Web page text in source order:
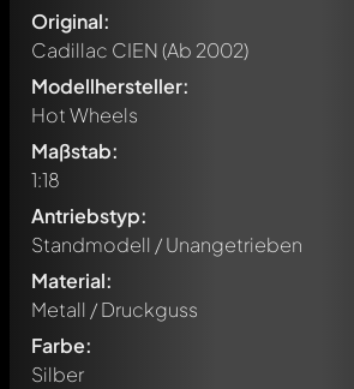
Original:
Cadillac CIEN(Ab 2002)
Modellhersteller:
Hot Wheels
Maßstab:
1:18
Antriebstyp:
Standmodell / Unangetrieben
Material:
Metall / Druckguss
Farbe:
Silber